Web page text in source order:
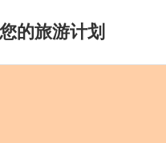
的旅游计划